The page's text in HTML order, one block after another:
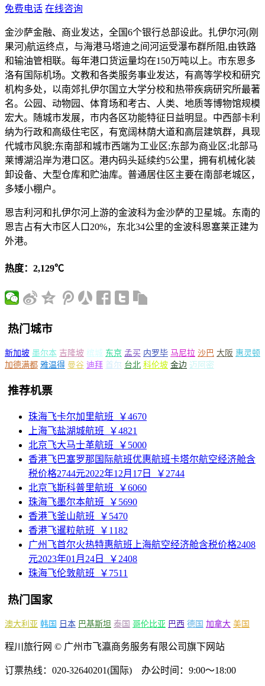
免费电话 在线咨询
金沙萨金融、商业发达，全国6个银行总部设此。扎伊尔河(刚
果河)航运终点，与海港马塔迪之间河运受瀑布群所阻,由铁路
和输油管相联。每年港口货运量均在150万吨以上。市东恩多
洛有国际机场。文教和各类服务事业发达，有高等学校和研究
机构多处，以南郊扎伊尔国立大学分校和热带疾病研究所最著
名。公园、动物园、体育场和考古、人类、地质等博物馆规模
宏大。随城市发展，市内各区功能特征日益明显。中西部卡利
纳为行政和高级住宅区，有宽阔林荫大道和高层建筑群，具现
代城市风貌;东南部和城市西端为工业区;东部为商业区;北部马
莱博湖沿岸为港口区。港内码头延续约5公里，拥有机械化装
卸设备、大型仓库和贮油库。普通居住区主要在南部老城区，
多矮小棚户。
恩吉利河和扎伊尔河上游的金波科为金沙萨的卫星城。东南的
恩吉占有大市区人口20%，东北34公里的金波科恩塞莱正建为
外港。
热度：2,129℃
热门城市
新加坡 墨尔本 吉隆坡 槟城 东京 孟买 内罗毕 马尼拉 沙巴 大阪 惠灵顿
加德满都 雅温得 曼谷 迪拜 首尔 台北 科伦坡 金边 迈阿密
推荐机票
珠海飞卡尔加里航班
￥4670
上海飞盐湖城航班
￥4821
北京飞大马士革航班
￥5000
香港飞巴塞罗那国际航班优惠航班卡塔尔航空经济舱含
税价格2744元2022年12月17日
￥2744
北京飞斯科普里航班
￥6060
珠海飞墨尔本航班
￥5690
香港飞釜山航班
￥5470
香港飞暹粒航班
￥1182
广州飞首尔火热特惠航班上海航空经济舱含税价格2408
元2023年01月24日
￥2408
珠海飞伦敦航班
￥7511
热门国家
澳大利亚 韩国 日本 巴基斯坦 泰国 哥伦比亚 巴西 德国 加拿大 美国
程川旅行网 © 广州市飞瀛商务服务有限公司旗下网站
订票热线：020-32640201(国际) 办公时间：9:00～18:00